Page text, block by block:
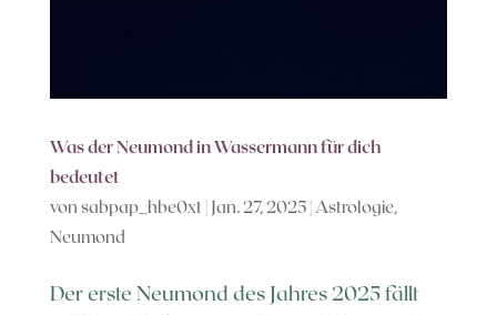
Was der Neumond in Wassermann für dich
bedeutet
von sabpap_hbe0xt | Jan. 27, 2025| Astrologie,
Neumond
Der erste Neumond des Jahres 2025 fällt